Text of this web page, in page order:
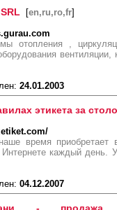
[en,ru,ro,fr]
отопления ,
24.01.2003
этикета за
время
каждый день.
04.12.2007